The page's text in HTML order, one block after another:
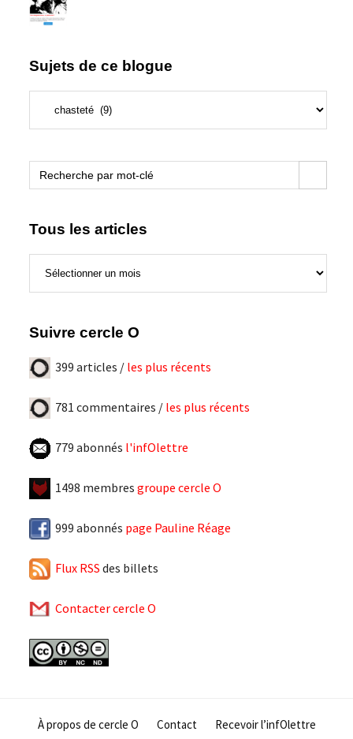
Sujets de ce blogue
Search
for:
Search Button
Tous les articles
Suivre cercle O
399 articles / les plus récents
781 commentaires / les plus récents
779 abonnés l'infOlettre
1498 membres groupe cercle O
999 abonnés page Pauline Réage
Flux RSS des billets
Contacter cercle O
À propos de cercle O Contact Recevoir l’infOlettre